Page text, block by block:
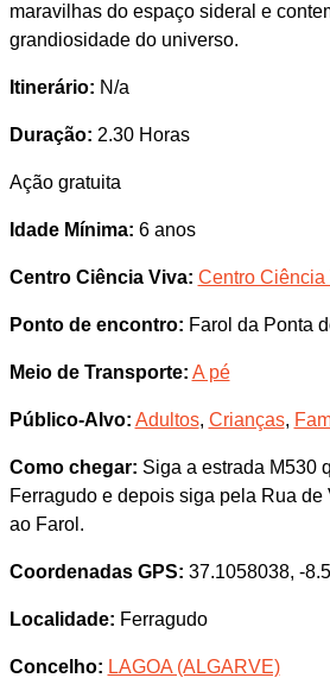
maravilhas do espaço sideral e
grandiosidade do universo.
Itinerário: N/a
Duração: 2.30 Horas
Ação gratuita
Idade Mínima: 6 anos
Centro Ciência Viva: Centro
Ponto de encontro: Farol da Ponta
Meio de Transporte: A pé
Público-Alvo: Adultos, Crianças,
Como chegar: Siga a estrada M530
Ferragudo e depois siga pela Rua de
ao Farol.
Coordenadas GPS: 37.1058038, -
Localidade: Ferragudo
Concelho: LAGOA (ALGARVE)